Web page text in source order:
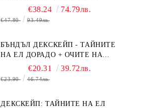
БЯГСТВО ОТ АЛКАТРАЗ +
ТАЙНИТЕ НА ЕЛ ДОРАДО +
€38.24 74.79лв.
€47.80 93.49лв.
БЪНДЪЛ ДЕКСКЕЙП - ТАЙНИТЕ
НА ЕЛ ДОРАДО + ОЧИТЕ НА
ДРАКОНА€20.31 39.72лв.
€23.90 46.74лв.
ДЕКСКЕЙП: ТАЙНИТЕ НА ЕЛ